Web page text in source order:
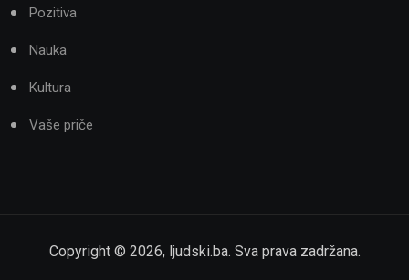
Pozitiva
Nauka
Kultura
Vaše priče
Copyright © 2026, ljudski.ba. Sva prava zadržana.